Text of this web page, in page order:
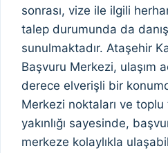
sonrası, vize ile ilgili
talep durumunda da
sunulmaktadır. Ataşehir
Başvuru Merkezi, ulaşım
derece elverişli bir
Merkezi noktaları ve toplu
yakınlığı sayesinde,
merkeze kolaylıkla